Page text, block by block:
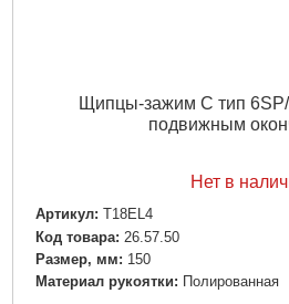
Щипцы-зажим C тип
подвижным
Нет в
Артикул: T18EL4
Код товара: 26.57.50
Размер, мм: 150
Материал рукоятки: Полированная